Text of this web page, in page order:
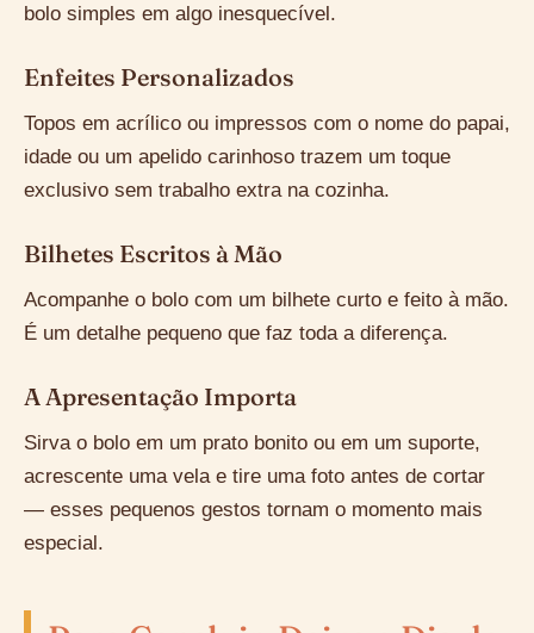
bolo simples em algo inesquecível.
Enfeites Personalizados
Topos em acrílico ou impressos com o nome do papai,
idade ou um apelido carinhoso trazem um toque
exclusivo sem trabalho extra na cozinha.
Bilhetes Escritos à Mão
Acompanhe o bolo com um bilhete curto e feito à mão.
É um detalhe pequeno que faz toda a diferença.
A Apresentação Importa
Sirva o bolo em um prato bonito ou em um suporte,
acrescente uma vela e tire uma foto antes de cortar
— esses pequenos gestos tornam o momento mais
especial.